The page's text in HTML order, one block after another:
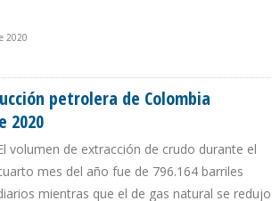
2020
petrolera de Colombia
2020
volumen de extracción de crudo durante el
mes del año fue de 796.164 barriles
mientras que el de gas natural se redujo